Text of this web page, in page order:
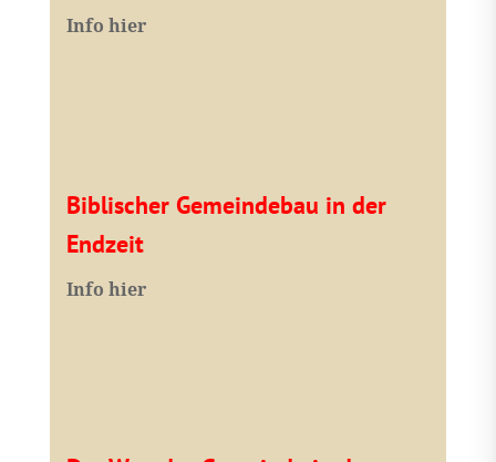
Info hier
Biblischer Gemeindebau in der
Endzeit
Info hier